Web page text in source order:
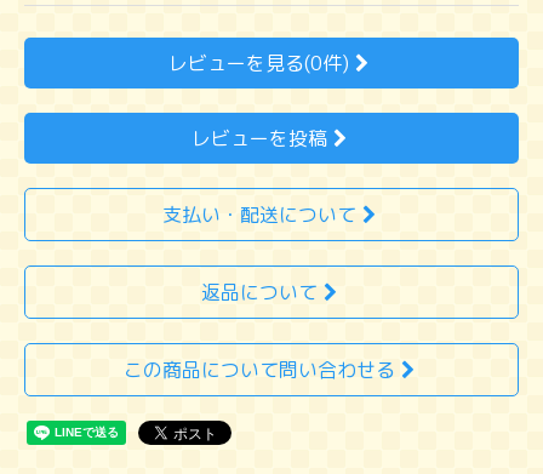
レビューを見る(0件)
レビューを投稿
支払い・配送について
返品について
この商品について問い合わせる